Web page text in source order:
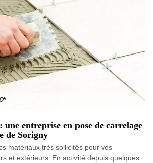
entreprise en pose de carrelage
de Sorigny
matériaux très sollicités pour vos
et extérieurs. En activité depuis quelques